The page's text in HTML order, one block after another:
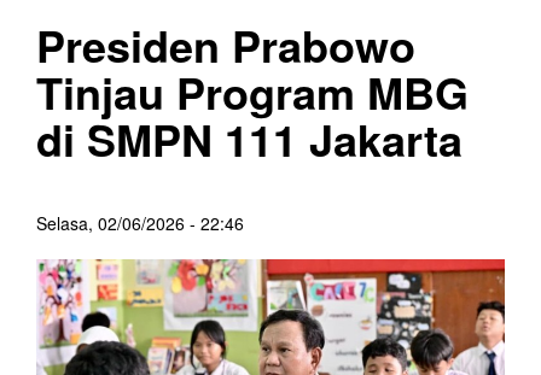
Presiden Prabowo
Tinjau Program MBG
di SMPN 111 Jakarta
Selasa, 02/06/2026 - 22:46